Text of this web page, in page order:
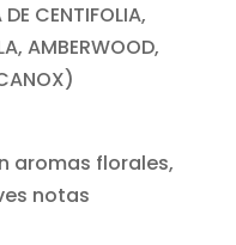
CENTIFOLIA,
AMBERWOOD,
aromas florales,
notas